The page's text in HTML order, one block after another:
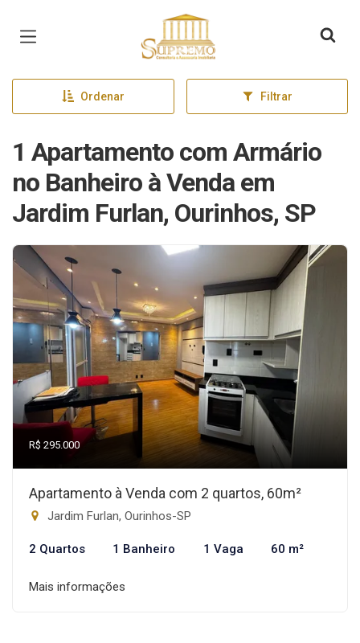
Página inicial
Ordenar Filtrar
1 Apartamento com Armário
no Banheiro à Venda em
Jardim Furlan, Ourinhos, SP
R$ 295.000
Apartamento à Venda com 2 quartos, 60m²
Jardim Furlan, Ourinhos-SP
2 Quartos 1 Banheiro 1 Vaga 60 m²
Mais informações